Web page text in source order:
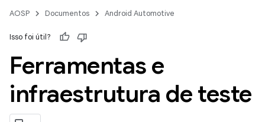
AOSP Documentos Android Automotive
Isso foi útil?
Ferramentas e
infraestrutura de teste